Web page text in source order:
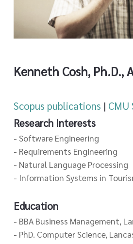
Kenneth Cosh, Ph.D.,
Scopus publications | CMU
Research Interests
- Software Engineering
- Requirements Engineering
- Natural Language Processing
- Information Systems in
Education
- BBA Business Management,
- PhD. Computer Science,